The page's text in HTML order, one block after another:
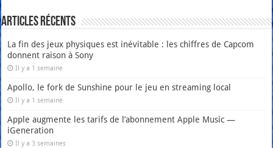
Articles récents
La fin des jeux physiques est inévitable : les chiffres de Capcom
donnent raison à Sony
Il y a 1 semaine
Apollo, le fork de Sunshine pour le jeu en streaming local
Il y a 1 semaine
Apple augmente les tarifs de l’abonnement Apple Music —
iGeneration
Il y a 3 semaines